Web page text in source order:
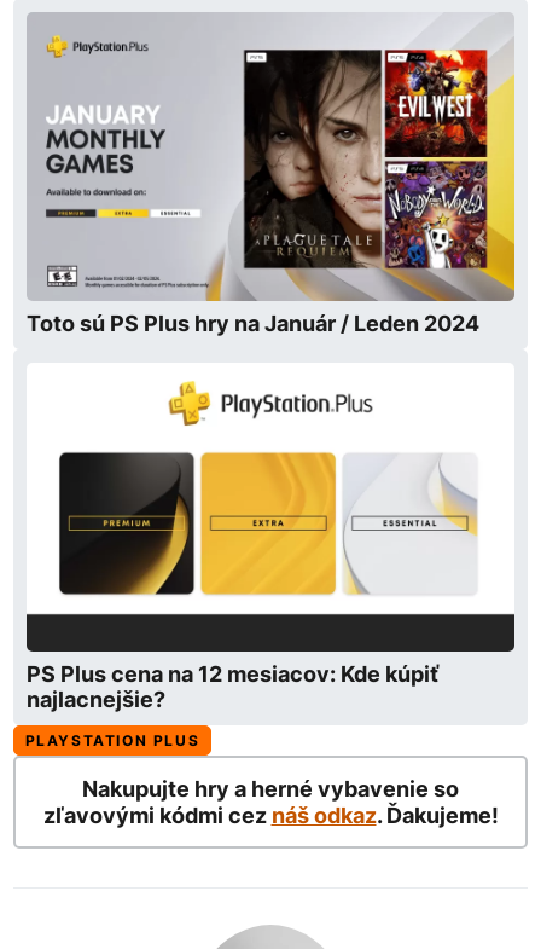
Toto sú PS Plus hry na Január / Leden 2024
PS Plus cena na 12 mesiacov: Kde kúpiť
najlacnejšie?
PLAYSTATION PLUS
Nakupujte hry a herné vybavenie so
zľavovými kódmi cez náš odkaz. Ďakujeme!